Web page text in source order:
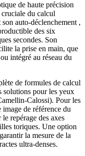
de haute précision
cruciale du calcul
auto-déclenchement ,
des six
secondes. Son
la prise en main, que
intégré au réseau du
de formules de calcul
pour les yeux
Calossi). Pour les
de référence du
repérage des axes
toriques. Une option
la mesure de la
ultra-denses.